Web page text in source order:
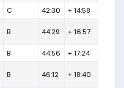
C 42:30 + 14:58
B 44:29 + 16:57
B 44:56 + 17:24
B 46:12 + 18:40